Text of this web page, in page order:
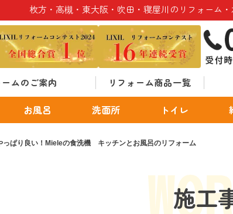
枚方・高槻・東大阪・吹田・寝屋川のリフォーム
ームのご案内 リフォーム商品一覧
お風呂 洗面所 トイレ
っぱり良い！Mieleの食洗機 キッチンとお風呂のリフォーム
施工